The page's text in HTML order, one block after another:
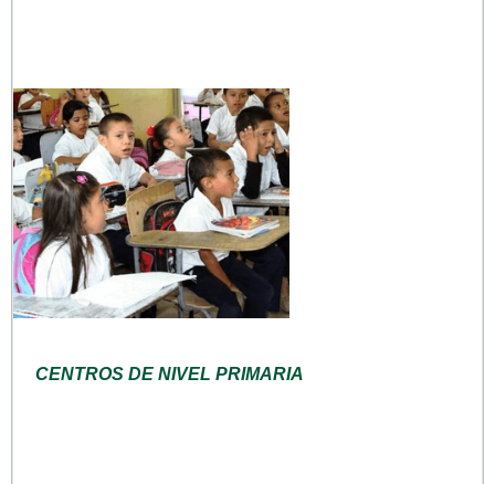
CENTROS DE NIVEL PRIMARIA